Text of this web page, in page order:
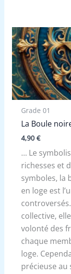
Grade 01
La Boule
4,90 €
… Le
richesses et
symboles, la
en loge est
collective,
volonté des
chaque
loge.
précieuse